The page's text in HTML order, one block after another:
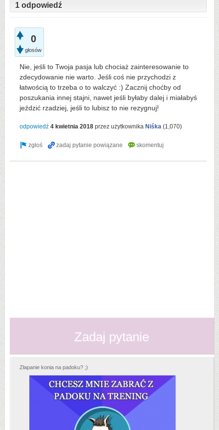
1 odpowiedź
0
głosów
Nie, jeśli to Twoja pasja lub chociaż zainteresowanie to
zdecydowanie nie warto. Jeśli coś nie przychodzi z
łatwością to trzeba o to walczyć :) Zacznij choćby od
poszukania innej stajni, nawet jeśli byłaby dalej i miałabyś
jeździć rzadziej, jeśli to lubisz to nie rezygnuj!
odpowiedź 4 kwietnia 2018 przez użytkownika Niśka (1,070)
Zadaj pytanie
Złapanie konia na padoku? ;)